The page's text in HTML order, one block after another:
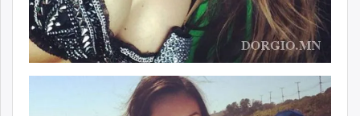
ergelt.mn
zarig.mn
today.mn